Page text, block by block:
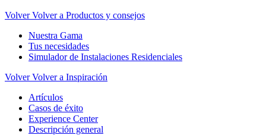
Volver Volver a Productos y consejos
Nuestra Gama
Tus necesidades
Simulador de Instalaciones Residenciales
Volver Volver a Inspiración
Artículos
Casos de éxito
Experience Center
Descripción general